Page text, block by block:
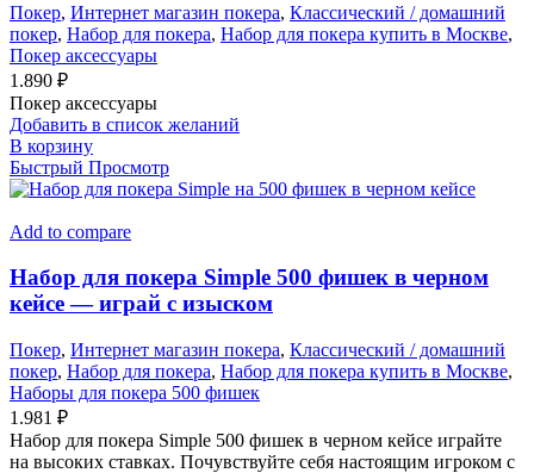
Покер, Интернет магазин покера, Классический / домашний
покер, Набор для покера, Набор для покера купить в Москве,
Покер аксессуары
1.890 ₽
Покер аксессуары
Добавить в список желаний
В корзину
Быстрый Просмотр
Add to compare
Набор для покера Simple 500 фишек в черном
кейсе — играй с изыском
Покер, Интернет магазин покера, Классический / домашний
покер, Набор для покера, Набор для покера купить в Москве,
Наборы для покера 500 фишек
1.981 ₽
Набор для покера Simple 500 фишек в черном кейсе играйте
на высоких ставках. Почувствуйте себя настоящим игроком с